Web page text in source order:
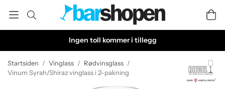
Ingen toll kommer i tillegg
Startsiden / Vinglass / Rødvinsglass /
Vinum Syrah/Shiraz vinglass i 2-pakning